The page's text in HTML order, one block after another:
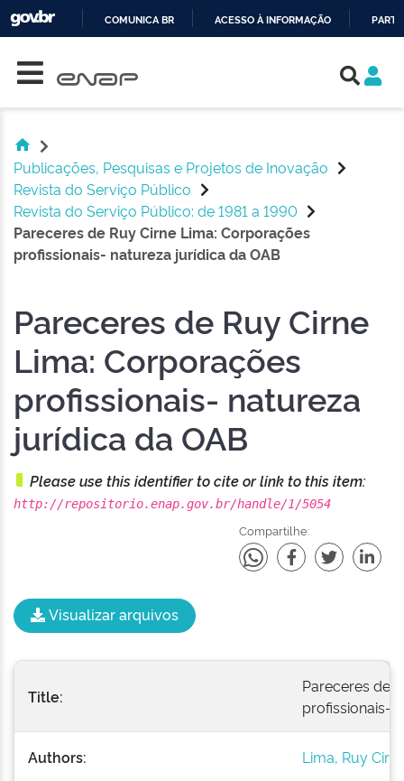
COMUNICA BR ACESSO À INFORMAÇÃO
Publicações, Pesquisas e Projetos de Inovação
Revista do Serviço Público
Revista do Serviço Público: de 1981 a 1990
Pareceres de Ruy Cirne Lima: Corporações
profissionais- natureza jurídica da OAB
Pareceres de Ruy Cirne
Lima: Corporações
profissionais- natureza
jurídica da OAB
Please use this identifier to cite or link to this item:
http://repositorio.enap.gov.br/handle/1/5054
Compartilhe:
Visualizar arquivos
Title:
Pareceres de
profissionais-
Authors: Lima, Ruy